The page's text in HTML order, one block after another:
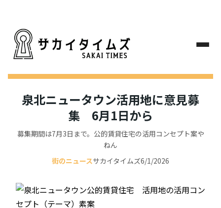
泉北ニュータウン活用地に意見募
集 6月1日から
募集期間は7月3日まで。公的賃貸住宅の活用コンセプト案や
ねん
街のニュースサカイタイムズ6/1/2026